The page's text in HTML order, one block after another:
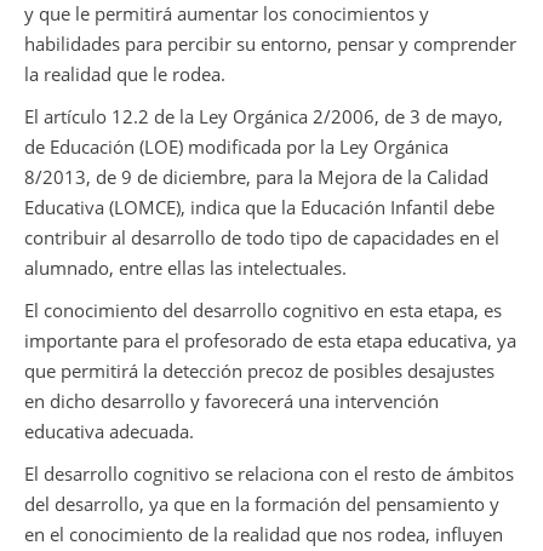
y que le permitirá aumentar los conocimientos y
habilidades para percibir su entorno, pensar y comprender
la realidad que le rodea.
El artículo 12.2 de la Ley Orgánica 2/2006, de 3 de mayo,
de Educación (LOE) modificada por la Ley Orgánica
8/2013, de 9 de diciembre, para la Mejora de la Calidad
Educativa (LOMCE), indica que la Educación Infantil debe
contribuir al desarrollo de todo tipo de capacidades en el
alumnado, entre ellas las intelectuales.
El conocimiento del desarrollo cognitivo en esta etapa, es
importante para el profesorado de esta etapa educativa, ya
que permitirá la detección precoz de posibles desajustes
en dicho desarrollo y favorecerá una intervención
educativa adecuada.
El desarrollo cognitivo se relaciona con el resto de ámbitos
del desarrollo, ya que en la formación del pensamiento y
en el conocimiento de la realidad que nos rodea, influyen